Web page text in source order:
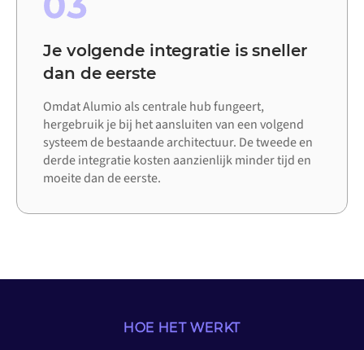
Je volgende integratie is sneller
dan de eerste
Omdat Alumio als centrale hub fungeert,
hergebruik je bij het aansluiten van een volgend
systeem de bestaande architectuur. De tweede en
derde integratie kosten aanzienlijk minder tijd en
moeite dan de eerste.
HOE HET WERKT